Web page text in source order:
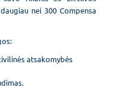
nei 300 Compensa
atsakomybės